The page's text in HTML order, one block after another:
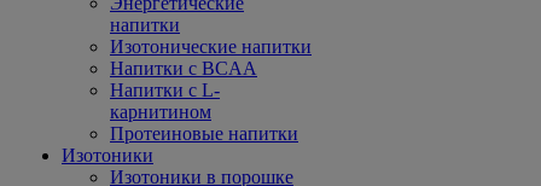
напитки
Изотонические напитки
Напитки с BCAA
Напитки с L-
карнитином
Протеиновые напитки
Изотоники
Изотоники в порошке